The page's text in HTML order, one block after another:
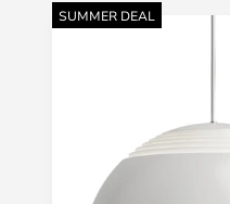
SUMMER DEAL